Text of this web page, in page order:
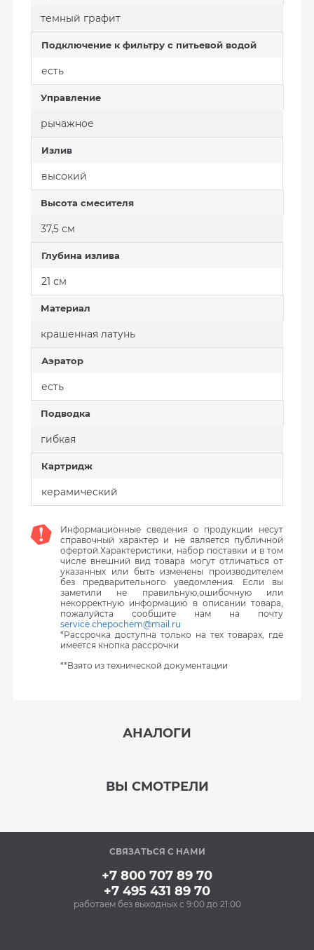
темный графит
Подключение к фильтру с питьевой водой
есть
Управление
рычажное
Излив
высокий
Высота смесителя
37,5 см
Глубина излива
21 см
Материал
крашенная латунь
Аэратор
есть
Подводка
гибкая
Картридж
керамический
Информационные сведения о продукции несут
справочный характер и не является публичной
офертой.Характеристики, набор поставки и в том
числе внешний вид товара могут отличаться от
указанных или быть изменены производителем
без предварительного уведомления. Если вы
заметили не правильную,ошибочную или
некорректную информацию в описании товара,
пожалуйста сообщите нам на почту
service.chepochem@mail.ru
*Рассрочка доступна только на тех товарах, где
имеется кнопка рассрочки
**Взято из технической документации
АНАЛОГИ
ВЫ СМОТРЕЛИ
Под заказ
СВЯЗАТЬСЯ С НАМИ
+7 800 707 89 70
+7 495 431 89 70
работаем без выходных с 9:00 до 21:00